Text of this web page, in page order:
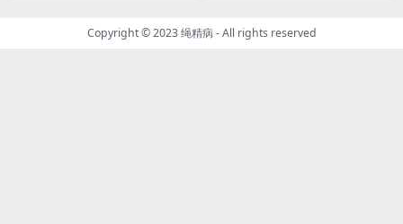
Copyright © 2023绳精病- All rights reserved